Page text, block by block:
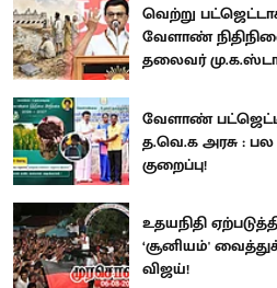
வெற்று
வேளாண்
தலைவர்
வேளாண்
த.வெ.க அரசு : பல
குறைப்பு!
உதயநிதி
‘சூனியம்'
விஜய்!